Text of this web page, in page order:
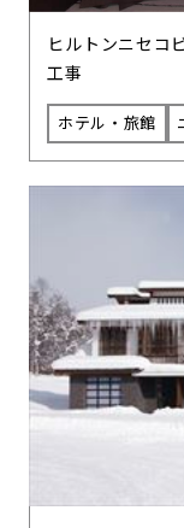
ヒルトンニセ
工事
ホテル・旅館